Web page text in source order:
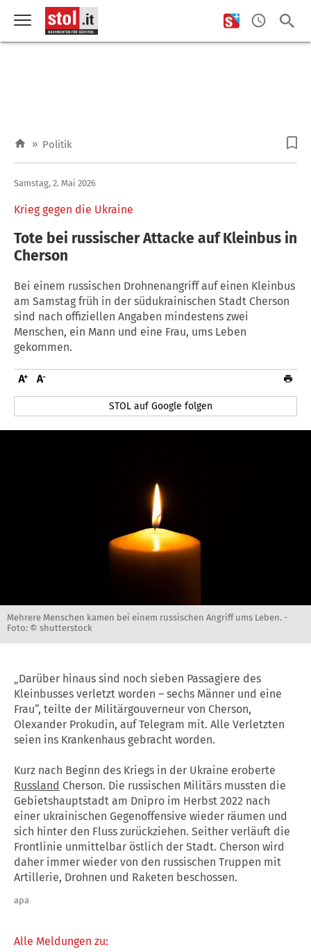
» Politik
Krieg gegen die Ukraine
Samstag, 2. Mai 2026
Tote bei russischer Attacke auf Kleinbus in
Cherson
Bei einem russischen Drohnenangriff auf einen Kleinbus
am Samstag früh in der südukrainischen Stadt Cherson
sind nach offiziellen Angaben mindestens zwei
Menschen, ein Mann und eine Frau, ums Leben
gekommen.
STOL auf Google folgen
Mehrere Menschen kamen bei einem russischen Angriff ums Leben. -
Foto: © shutterstock
„Darüber hinaus sind noch sieben Passagiere des
Kleinbusses verletzt worden – sechs Männer und eine
Frau“, teilte der Militärgouverneur von Cherson,
Olexander Prokudin, auf Telegram mit. Alle Verletzten
seien ins Krankenhaus gebracht worden.
Kurz nach Beginn des Kriegs in der Ukraine eroberte
Russland Cherson. Die russischen Militärs mussten die
Gebietshauptstadt am Dnipro im Herbst 2022 nach
einer ukrainischen Gegenoffensive wieder räumen und
sich hinter den Fluss zurückziehen. Seither verläuft die
Frontlinie unmittelbar östlich der Stadt. Cherson wird
daher immer wieder von den russischen Truppen mit
Artillerie, Drohnen und Raketen beschossen.
apa
Alle Meldungen zu: